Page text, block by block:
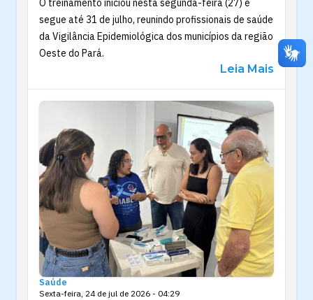
O treinamento iniciou nesta segunda-feira (27) e
segue até 31 de julho, reunindo profissionais de saúde
da Vigilância Epidemiológica dos municípios da região
Oeste do Pará.
Leia Mais
Saúde
Sexta-feira, 24 de jul de 2026 - 04:29